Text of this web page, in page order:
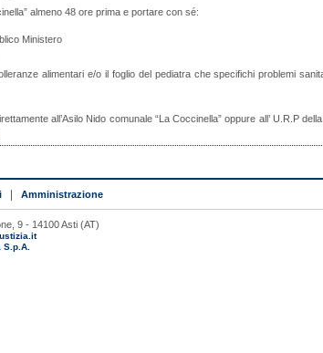
almeno 48 ore prima e portare con sé:
Ministero
alimentari e/o il foglio del pediatra che specifichi problemi
all’Asilo Nido comunale “La Coccinella” oppure all’ U.R.P
| Amministrazione
9 - 14100 Asti (AT)